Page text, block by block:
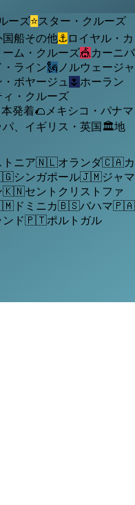
ーズ⭐スター・クルーズ
国船その他⚓ ロイヤル・カ
ーム・クルーズ🎪カーニバ
ライン🗽 ノルウェージャ
ボヤージュ 🌷 ホーラン
ィ・クルーズ
本発着🌮メキシコ・パナマ
、イギリス・英国 🏛️地
トニア🇳🇱オランダ🇨🇦カ
シンガポール🇯🇲ジャマ
🇰🇳セントクリストファ
ドミニカ🇧🇸バハマ🇵🇦
ド🇵🇹ポルトガル